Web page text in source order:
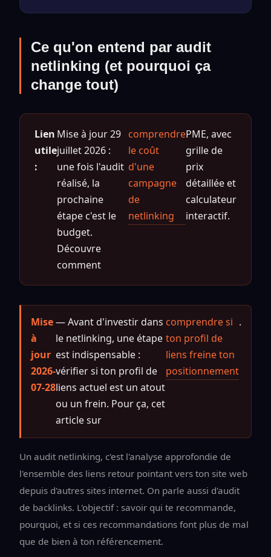
Ce qu'on entend par audit
netlinking (et pourquoi ça
change tout)
Lien
utile
:
Mise à jour 29
juillet 2026 :
une fois l'audit
réalisé, la
prochaine
étape c'est le
budget.
Découvre
comment
comprendre
le coût
d'une
campagne
de
netlinking
PME, avec
grille de
prix
détaillée et
calculateur
interactif.
Mise
à
jour
2026-
07-28
— Avant d'investir dans
le netlinking, une étape
est indispensable :
vérifier si ton profil de
liens actuel est un atout
ou un frein. Pour ça, cet
article sur
comprendre si
ton profil de
liens freine ton
positionnement
.
Un audit netlinking, c'est l'analyse approfondie de
l'ensemble des liens retour pointant vers ton site web
depuis d'autres sites internet. On parle aussi d'audit
de backlinks. L'objectif : savoir qui te recommande,
pourquoi, et si ces recommandations font plus de mal
que de bien à ton référencement.